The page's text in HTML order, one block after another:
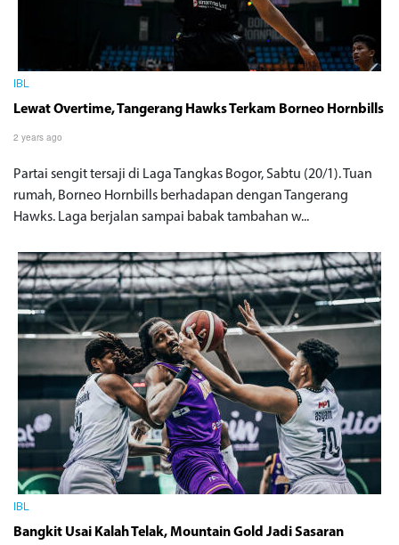
IBL
Lewat Overtime, Tangerang Hawks Terkam Borneo Hornbills
2 years ago
Partai sengit tersaji di Laga Tangkas Bogor, Sabtu (20/1). Tuan
rumah, Borneo Hornbills berhadapan dengan Tangerang
Hawks. Laga berjalan sampai babak tambahan w...
IBL
Bangkit Usai Kalah Telak, Mountain Gold Jadi Sasaran